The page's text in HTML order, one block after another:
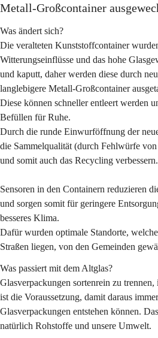
Metall-Großcontainer
Was ändert sich?
Die veralteten Kunststoffcontainer
Witterungseinflüsse und das hohe
und kaputt, daher werden diese durch
langlebigere Metall-Großcontainer
Diese können schneller entleert werden
Befüllen für Ruhe.
Durch die runde Einwurföffnung der
die Sammelqualität (durch Fehlwürfe von
und somit auch das Recycling verbessern.
Sensoren in den Containern reduzieren
und sorgen somit für geringere
besseres Klima.
Dafür wurden optimale Standorte,
Straßen liegen, von den Gemeinden
Was passiert mit dem Altglas?
Glasverpackungen sortenrein zu
ist die Voraussetzung, damit daraus
Glasverpackungen entstehen können.
natürlich Rohstoffe und unsere Umwelt.